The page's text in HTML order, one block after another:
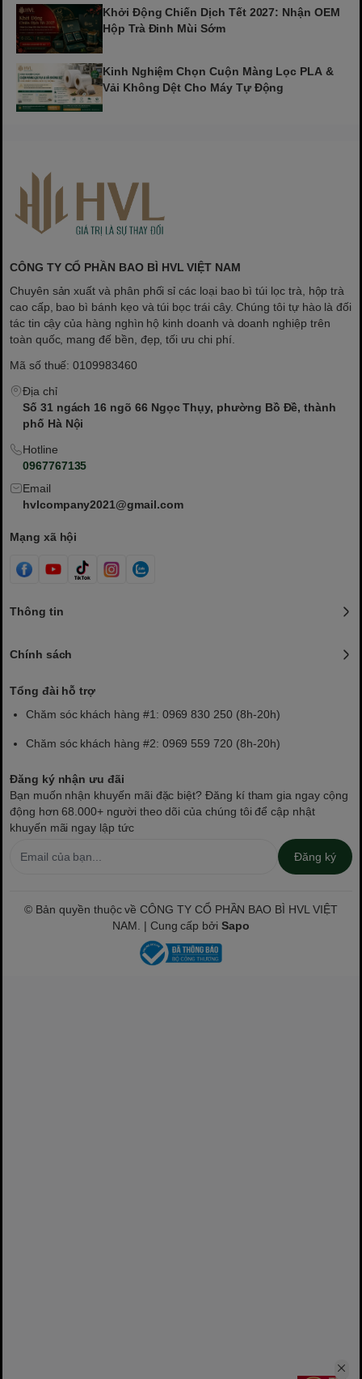
Khởi Động Chiến Dịch Tết 2027: Nhận OEM
Hộp Trà Đinh Mùi Sớm
Kinh Nghiệm Chọn Cuộn Màng Lọc PLA &
Vải Không Dệt Cho Máy Tự Động
CÔNG TY CỔ PHẦN BAO BÌ HVL VIỆT NAM
Chuyên sản xuất và phân phối sỉ các loại bao bì túi lọc trà, hộp trà
cao cấp, bao bì bánh kẹo và túi bọc trái cây. Chúng tôi tự hào là đối
tác tin cậy của hàng nghìn hộ kinh doanh và doanh nghiệp trên
toàn quốc, mang đế bền, đẹp, tối ưu chi phí.
Mã số thuế: 0109983460
Địa chỉ
Số 31 ngách 16 ngõ 66 Ngọc Thụy, phường Bồ Đề, thành
phố Hà Nội
Hotline
0967767135
Email
hvlcompany2021@gmail.com
Mạng xã hội
Thông tin
Chính sách
Tổng đài hỗ trợ
Chăm sóc khách hàng #1: 0969 830 250 (8h-20h)
Chăm sóc khách hàng #2: 0969 559 720 (8h-20h)
Đăng ký nhận ưu đãi
Bạn muốn nhận khuyến mãi đặc biệt? Đăng kí tham gia ngay cộng
động hơn 68.000+ người theo dõi của chúng tôi để cập nhật
khuyến mãi ngay lập tức
Đăng ký
© Bản quyền thuộc về CÔNG TY CỔ PHẦN BAO BÌ HVL VIỆT
NAM. | Cung cấp bởiSapo